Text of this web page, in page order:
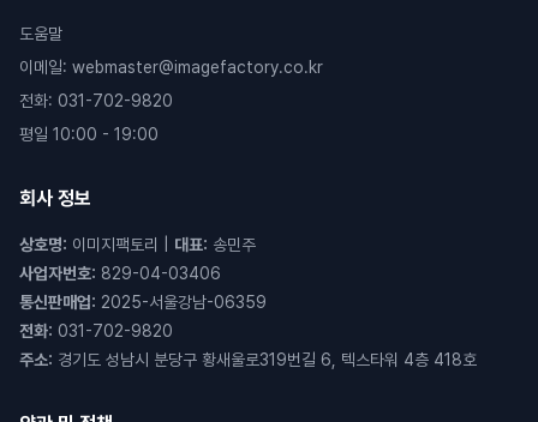
도움말
이메일: webmaster@imagefactory.co.kr
전화: 031-702-9820
평일 10:00 - 19:00
회사 정보
상호명: 이미지팩토리 대표: 송민주
사업자번호: 829-04-03406
통신판매업: 2025-서울강남-06359
전화: 031-702-9820
주소: 경기도 성남시 분당구 황새울로319번길 6, 텍스타워 4층 418호